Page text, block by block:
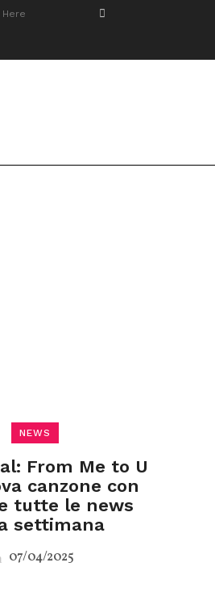
NEWS
From Me to U
canzone con
tutte le news
settimana
07/04/2025